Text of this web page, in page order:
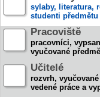
sylaby, literatura,
studenti
Pracoviště
pracovníci,
vyučované
Učitelé
rozvrh,
vedené práce a